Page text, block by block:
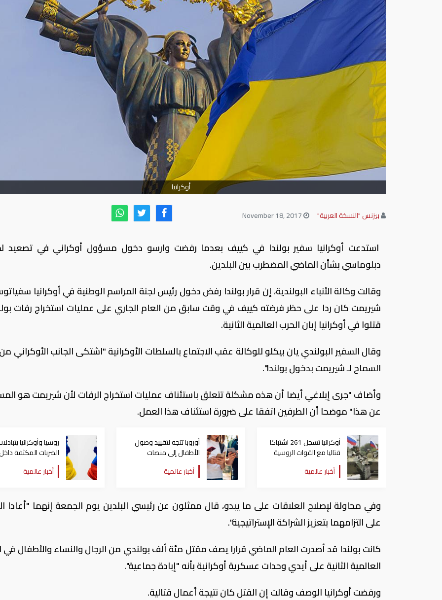
أوكرانيا
بيزنس "النسخة العربية"
استدعت أوكرانيا سفير بولندا في كييف بعدما رفضت وارسو دخول مسؤول أوكراني في تصعيد
دبلوماسي بشأن الماضي المضطرب بين البلدين.
وقالت وكالة الأنباء البولندية، إن قرار بولندا رفض دخول رئيس لجنة المراسم الوطنية في أوكرانيا
شيريمت كان ردا على حظر فرضته كييف في وقت سابق من العام الجاري على عمليات استخراج رفات
قتلوا في أوكرانيا إبان الحرب العالمية الثانية.
وقال السفير البولندي يان بيكلو للوكالة عقب الاجتماع بالسلطات الأوكرانية "اشتكى الجانب الأوكراني
السماح لـ شيريمت بدخول بولندا".
وأضاف "جرى إبلاغي أيضا أن هذه مشكلة تتعلق باستئناف عمليات استخراج الرفات لأن شيريمت هو
عن هذا" موضحا أن الطرفين اتفقا على ضرورة استئناف هذا العمل.
أوكرانيا تسجل 261 اشتباكا
قتاليا مع القوات الروسية
أخبار عالمية
أوروبا تتجه لتقييد وصول
الأطفال إلى منصات
التواصل الاجتماعي في
سبتمبر
أخبار عالمية
روسيا وأوكرانيا
الضربات المكثفة
العمق يوقع خسائر
جسيمة
أخبار عالمية
وفي محاولة لإصلاح العلاقات على ما يبدو، قال ممثلون عن رئيسي البلدين يوم الجمعة إنهما "أعادا
على التزامهما بتعزيز الشراكة الإستراتيجية".
كانت بولندا قد أصدرت العام الماضي قرارا يصف مقتل مئة ألف بولندي من الرجال والنساء والأطفال في
العالمية الثانية على أيدي وحدات عسكرية أوكرانية بأنه "إبادة جماعية".
ورفضت أوكرانيا الوصف وقالت إن القتل كان نتيجة أعمال قتالية.